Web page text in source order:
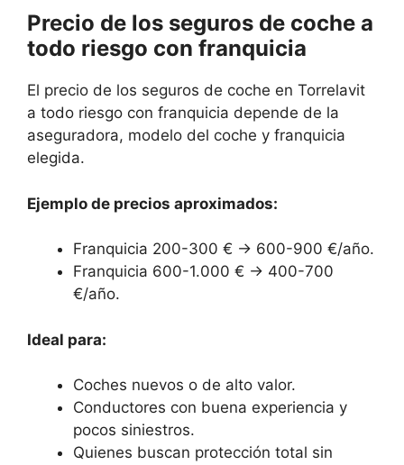
Precio de los seguros de coche a
todo riesgo con franquicia
El precio de los seguros de coche en Torrelavit
a todo riesgo con franquicia depende de la
aseguradora, modelo del coche y franquicia
elegida.
Ejemplo de precios aproximados:
Franquicia 200-300 € → 600-900 €/año.
Franquicia 600-1.000 € → 400-700
€/año.
Ideal para:
Coches nuevos o de alto valor.
Conductores con buena experiencia y
pocos siniestros.
Quienes buscan protección total sin